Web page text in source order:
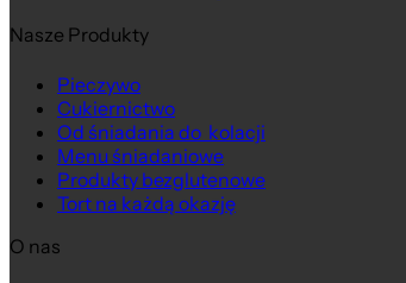
Nasze Produkty
Pieczywo
Cukiernictwo
Od śniadania do kolacji
Menu śniadaniowe
Produkty bezglutenowe
Tort na każdą okazję
O nas